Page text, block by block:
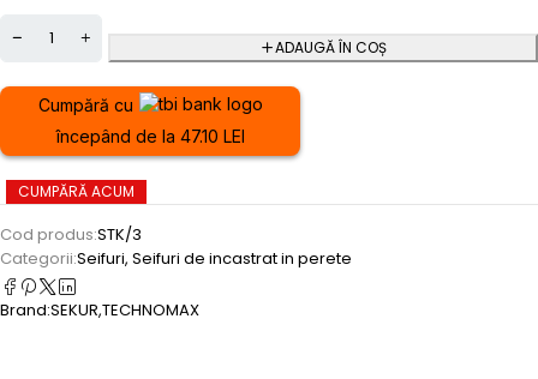
ADAUGĂ ÎN COȘ
Cumpără cu
începând de la 47.10 LEI
CUMPĂRĂ ACUM
Cod produs:STK/3
Categorii:Seifuri, Seifuri de incastrat in perete
Brand:SEKUR,TECHNOMAX